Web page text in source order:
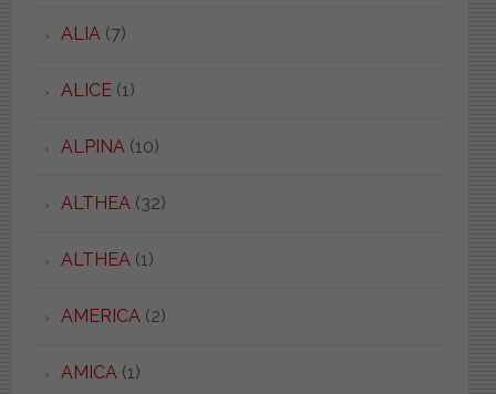
ALIA (7)
ALICE(1)
ALPINA (10)
ALTHEA (32)
ALTHEA (1)
AMERICA (2)
AMICA (1)